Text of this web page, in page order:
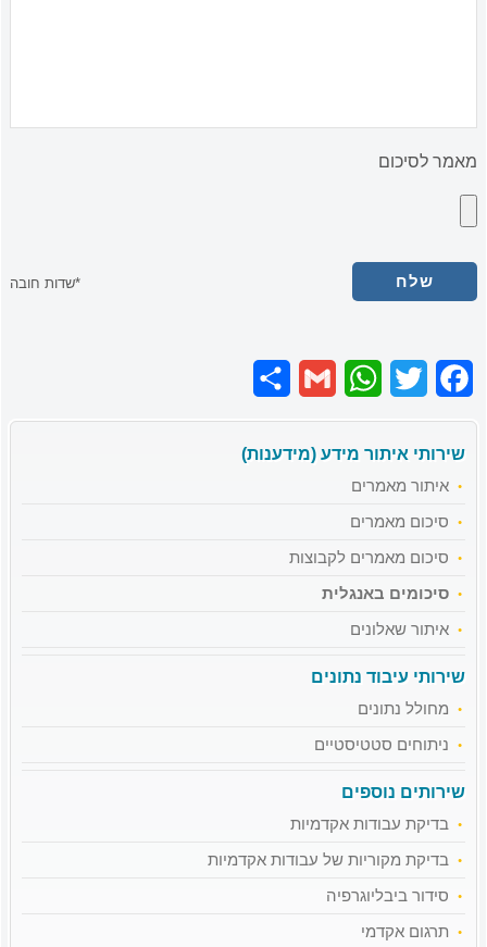
Facebook
Twitter
WhatsApp
Gmail
שירותי איתור מידע (מידענות)
איתור מאמרים
סיכום מאמרים
סיכום מאמרים לקבוצות
סיכומים באנגלית
איתור שאלונים
שירותי עיבוד נתונים
מחולל נתונים
ניתוחים סטטיסטיים
שירותים נוספים
בדיקת עבודות אקדמיות
בדיקת מקוריות של עבודות אקדמיות
סידור ביבליוגרפיה
תרגום אקדמי
מאמר לסיכום
*שדות חובה